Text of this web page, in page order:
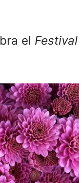
el Festival